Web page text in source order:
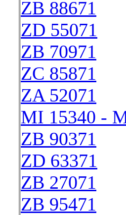
ZB 88671
ZD 55071
ZB 70971
ZC 85871
ZA 52071
MI 15340 -
ZB 90371
ZD 63371
ZB 27071
ZB 95471